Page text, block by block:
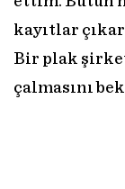
kayıtlar
Bir plak
çalmasını